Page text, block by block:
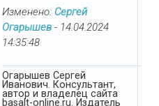
Изменено: Сергей
Огарышев - 14.04.2024
14:35:48
Огарышев Сергей
Иванович. Консультант,
автор и владелец сайта
basalt-online.ru. Издатель